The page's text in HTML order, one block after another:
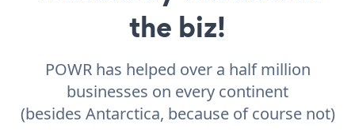
the biz!
POWR has helped over a half million
businesses on every continent
(besides Antarctica, because of course not)